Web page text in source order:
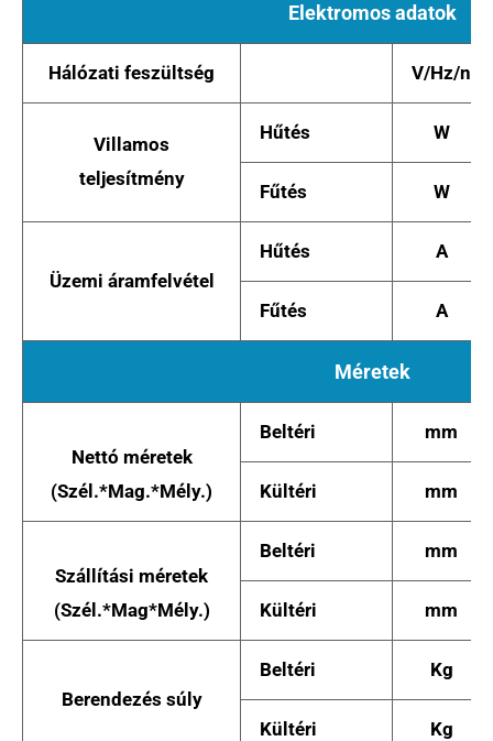
Elektromos adatok
Hálózati feszültség V/Hz/n
Villamos
teljesítmény
Hűtés W
Fűtés W
Üzemi áramfelvétel
Hűtés A
Fűtés A
Méretek
Nettó méretek
(Szél.*Mag.*Mély.)
Beltéri mm
Kültéri mm
Szállítási méretek
(Szél.*Mag*Mély.)
Beltéri mm
Kültéri mm
Berendezés súly
Beltéri Kg
Kültéri Kg